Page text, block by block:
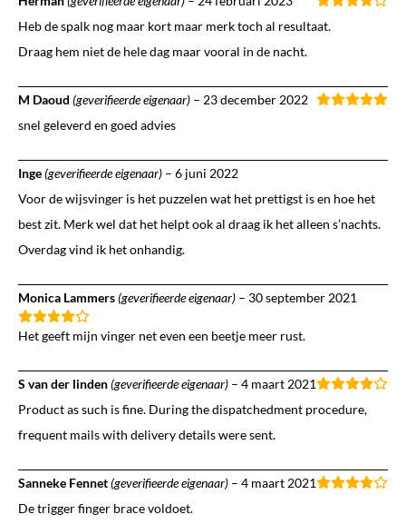
Heb de spalk nog maar kort maar merk toch al resultaat.
Draag hem niet de hele dag maar vooral in de nacht.
M Daoud (geverifieerde eigenaar) – 23 december 2022
snel geleverd en goed advies
Inge(geverifieerde eigenaar) – 6 juni 2022
Voor de wijsvinger is het puzzelen wat het prettigst is en hoe het
best zit. Merk wel dat het helpt ook al draag ik het alleen s’nachts.
Overdag vind ik het onhandig.
Monica Lammers(geverifieerde eigenaar) – 30 september 2021
Het geeft mijn vinger net even een beetje meer rust.
S van der linden(geverifieerde eigenaar) – 4 maart 2021
Product as such is fine. During the dispatchedment procedure,
frequent mails with delivery details were sent.
Sanneke Fennet(geverifieerde eigenaar) – 4 maart 2021
De trigger finger brace voldoet.